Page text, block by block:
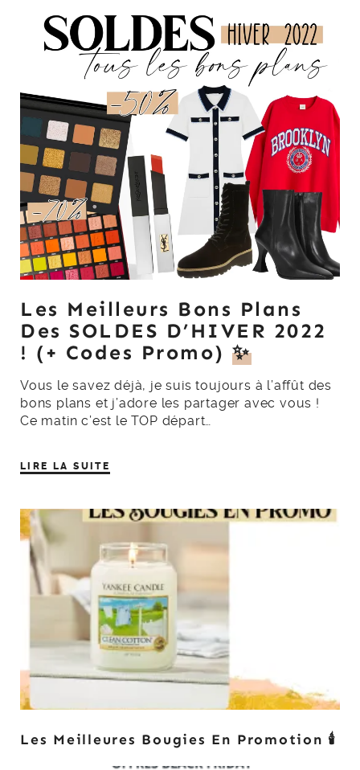
Les Meilleurs Bons Plans
Des SOLDES D’HIVER 2022
! (+ Codes Promo) ✨
Vous le savez déjà, je suis toujours à l’affût des
bons plans et j’adore les partager avec vous !
Ce matin c’est le TOP départ…
LIRE LA SUITE
Les Meilleures Bougies En Promotion 🕯️